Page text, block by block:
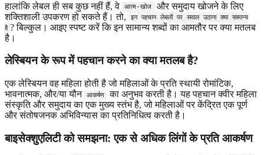
हालांकि लेबल ही सब कुछ नहीं हैं, वे आत्म-खोज
और समुदाय खोजने के लिए
शक्तिशाली उपकरण हो सकते हैं। तो,
इन पहचान लेबलों पर सवाल उठाना क्या सामान्य
है ? बिल्कुल। आइए स्पष्ट करें कि इन सामान्य शब्दों का आमतौर पर क्या मतलब
है।
लेस्बियन के रूप में पहचान करने का क्या मतलब है?
एक लेस्बियन वह महिला होती है जो महिलाओं के प्रति स्थायी रोमांटिक,
भावनात्मक, और/या यौन आकर्षण
का अनुभव करती है। यह पहचान क्वीर महिला
संस्कृति और समुदाय का एक मुख्य स्तंभ है, जो महिलाओं पर केंद्रित एक पूर्ण
और संतोषजनक अभिविन्यास का प्रतिनिधित्व करती है।
बाइसेक्शुएलिटी को समझना: एक से अधिक लिंगों के प्रति आकर्षण